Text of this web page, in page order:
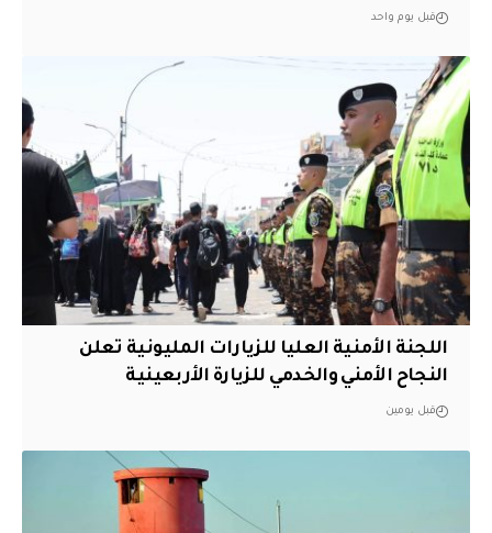
قبل يوم واحد
اللجنة الأمنية العليا للزيارات المليونية تعلن
النجاح الأمني والخدمي للزيارة الأربعينية
قبل يومين